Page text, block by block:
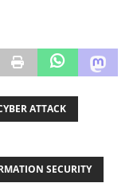
ATTACK
SECURITY